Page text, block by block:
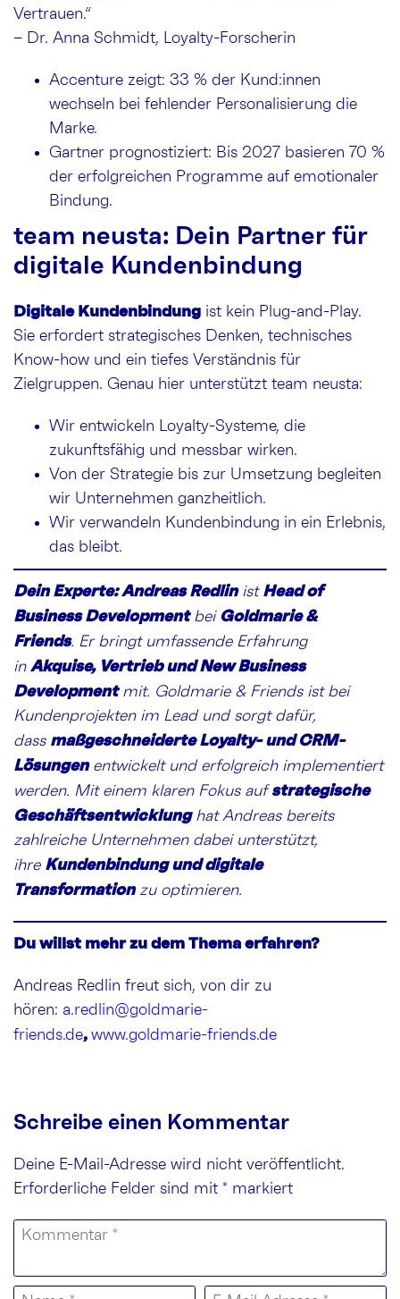
Vertrauen.“
– Dr. Anna Schmidt, Loyalty-Forscherin
Accenture zeigt: 33 % der Kund:innen
wechseln bei fehlender Personalisierung die
Marke.
Gartner prognostiziert: Bis 2027 basieren 70 %
der erfolgreichen Programme auf emotionaler
Bindung.
team neusta: Dein Partner für
digitale Kundenbindung
Digitale Kundenbindung ist kein Plug-and-Play.
Sie erfordert strategisches Denken, technisches
Know-how und ein tiefes Verständnis für
Zielgruppen. Genau hier unterstützt team neusta:
Wir entwickeln Loyalty-Systeme, die
zukunftsfähig und messbar wirken.
Von der Strategie bis zur Umsetzung begleiten
wir Unternehmen ganzheitlich.
Wir verwandeln Kundenbindung in ein Erlebnis,
das bleibt.
Dein Experte: Andreas Redlinist Head of
Business Developmentbei Goldmarie &
Friends. Er bringt umfassende Erfahrung
in Akquise, Vertrieb und New Business
Developmentmit. Goldmarie & Friends ist bei
Kundenprojekten im Lead und sorgt dafür,
dass maßgeschneiderte Loyalty- und CRM-
Lösungenentwickelt und erfolgreich implementiert
werden. Mit einem klaren Fokus aufstrategische
Geschäftsentwicklunghat Andreas bereits
zahlreiche Unternehmen dabei unterstützt,
ihre Kundenbindung und digitale
Transformationzu optimieren.
Du willst mehr zu dem Thema erfahren?
Andreas Redlin freut sich, von dir zu
hören: a.redlin@goldmarie-
friends.de, www.goldmarie-friends.de
Schreibe einen Kommentar
Deine E-Mail-Adresse wird nicht veröffentlicht.
Erforderliche Felder sind mit * markiert